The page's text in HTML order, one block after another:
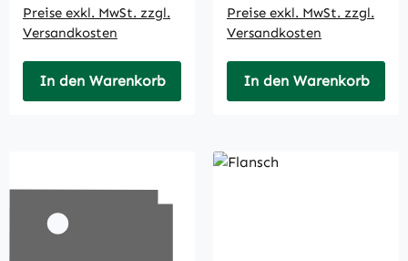
Preise exkl. MwSt. zzgl.
Versandkosten
In den Warenkorb
Preise exkl. MwSt. zzgl.
Versandkosten
In den Warenkorb